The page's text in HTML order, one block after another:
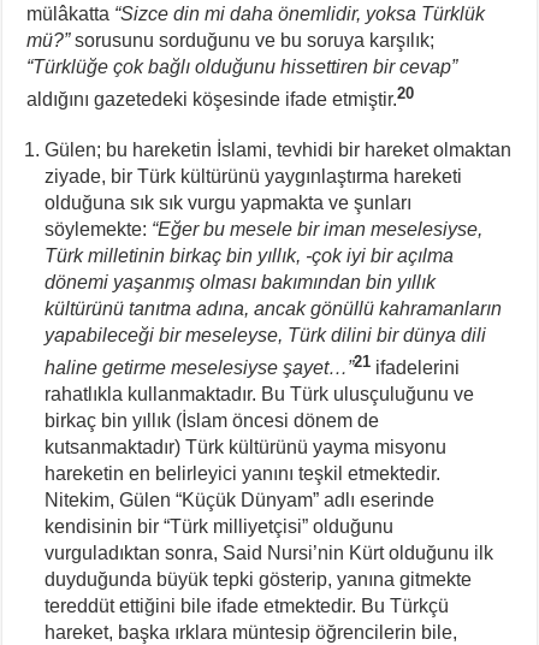
mülâkatta “Sizce din mi daha önemlidir, yoksa Türklük
mü?”sorusunu sorduğunu ve bu soruya karşılık;
“Türklüğe çok bağlı olduğunu hissettiren bir cevap”
aldığını gazetedeki köşesinde ifade etmiştir.20
Gülen; bu hareketin İslami, tevhidi bir hareket olmaktan
ziyade, bir Türk kültürünü yaygınlaştırma hareketi
olduğuna sık sık vurgu yapmakta ve şunları
söylemekte: “Eğer bu mesele bir iman meselesiyse,
Türk milletinin birkaç bin yıllık, -çok iyi bir açılma
dönemi yaşanmış olması bakımından bin yıllık
kültürünü tanıtma adına, ancak gönüllü kahramanların
yapabileceği bir meseleyse, Türk dilini bir dünya dili
haline getirme meselesiyse şayet…”21 ifadelerini
rahatlıkla kullanmaktadır. Bu Türk ulusçuluğunu ve
birkaç bin yıllık (İslam öncesi dönem de
kutsanmaktadır) Türk kültürünü yayma misyonu
hareketin en belirleyici yanını teşkil etmektedir.
Nitekim, Gülen “Küçük Dünyam” adlı eserinde
kendisinin bir “Türk milliyetçisi” olduğunu
vurguladıktan sonra, Said Nursi’nin Kürt olduğunu ilk
duyduğunda büyük tepki gösterip, yanına gitmekte
tereddüt ettiğini bile ifade etmektedir. Bu Türkçü
hareket, başka ırklara müntesip öğrencilerin bile,